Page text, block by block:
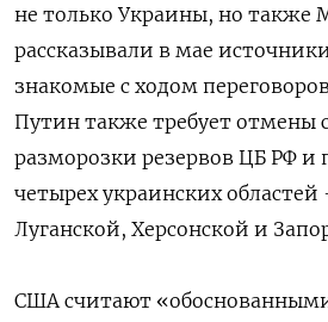
не только Украины, но также
рассказывали в мае
знакомые с ходом
Путин также требует отмены
разморозки резервов ЦБ РФ и
четырех украинских
Луганской, Херсонской и
США считают